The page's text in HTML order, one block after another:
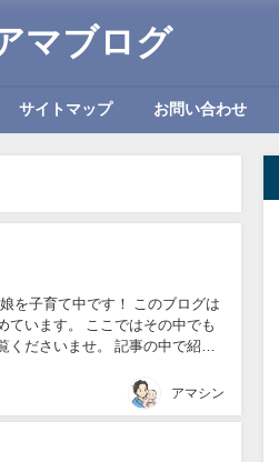
マブログ
サイトマップ お問い合わせ
を子育て中です！ このブログは
ています。 ここではその中でも
。 記事の中で紹介
アマシン